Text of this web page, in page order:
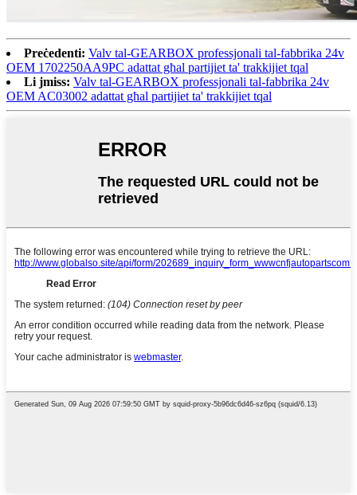
Preċedenti: Valv tal-GEARBOX professjonali tal-fabbrika 24v
OEM 1702250AA9PC adattat għal partijiet ta' trakkijiet tqal
Li jmiss: Valv tal-GEARBOX professjonali tal-fabbrika 24v
OEM AC03002 adattat għal partijiet ta' trakkijiet tqal